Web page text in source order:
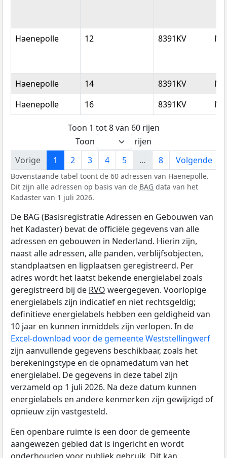
Haenepolle 12 8391KV
Haenepolle 14 8391KV
Haenepolle
16 8391KV
Toon 1 tot 8 van 60 rijen
Toon
rijen
Vorige
1 2 3 4 5 … 8 Volgende
Bovenstaande tabel toont de 60 adressen van Haenepolle.
Dit zijn alle adressen op basis van de BAG data van het
Kadaster van 1 juli 2026.
De BAG (Basisregistratie Adressen en Gebouwen van
het Kadaster) bevat de officiële gegevens van alle
adressen en gebouwen in Nederland. Hierin zijn,
naast alle adressen, alle panden, verblijfsobjecten,
standplaatsen en ligplaatsen geregistreerd. Per
adres wordt het laatst bekende energielabel zoals
geregistreerd bij de RVO weergegeven. Voorlopige
energielabels zijn indicatief en niet rechtsgeldig;
definitieve energielabels hebben een geldigheid van
10 jaar en kunnen inmiddels zijn verlopen. In de
Excel-download voor de gemeente Weststellingwerf
zijn aanvullende gegevens beschikbaar, zoals het
berekeningstype en de opnamedatum van het
energielabel. De gegevens in deze tabel zijn
verzameld op 1 juli 2026. Na deze datum kunnen
energielabels en andere kenmerken zijn gewijzigd of
opnieuw zijn vastgesteld.
Een openbare ruimte is een door de gemeente
aangewezen gebied dat is ingericht en wordt